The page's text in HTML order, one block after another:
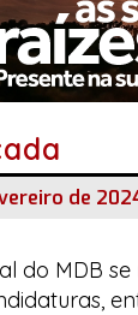
de
do MDB